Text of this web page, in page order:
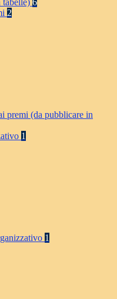
tabelle) 6
2
premi (da pubblicare in
1
1